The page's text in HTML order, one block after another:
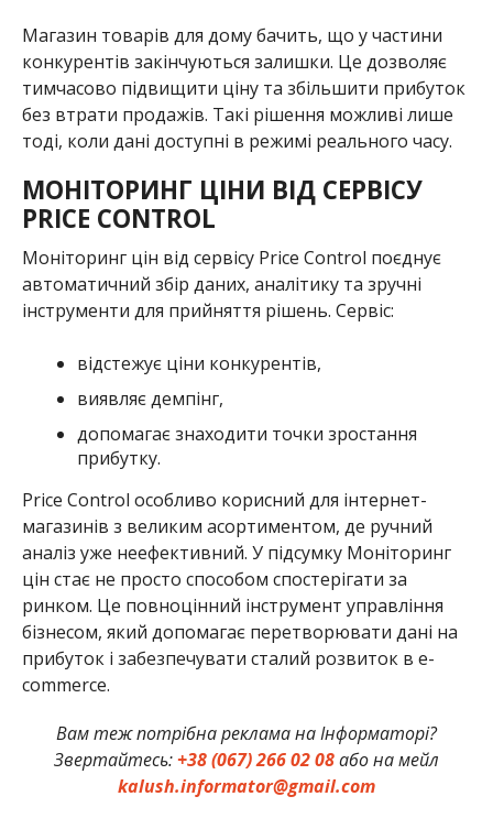
Магазин товарів для дому бачить, що у частини
конкурентів закінчуються залишки. Це дозволяє
тимчасово підвищити ціну та збільшити прибуток
без втрати продажів. Такі рішення можливі лише
тоді, коли дані доступні в режимі реального часу.
МОНІТОРИНГ ЦІНИ ВІД СЕРВІСУ
PRICE CONTROL
Моніторинг цін від сервісу Price Control поєднує
автоматичний збір даних, аналітику та зручні
інструменти для прийняття рішень. Сервіс:
відстежує ціни конкурентів,
виявляє демпінг,
допомагає знаходити точки зростання
прибутку.
Price Control особливо корисний для інтернет-
магазинів з великим асортиментом, де ручний
аналіз уже неефективний. У підсумку Моніторинг
цін стає не просто способом спостерігати за
ринком. Це повноцінний інструмент управління
бізнесом, який допомагає перетворювати дані на
прибуток і забезпечувати сталий розвиток в e-
commerce.
Вам теж потрібна реклама на Інформаторі?
Звертайтесь:+38 (067) 266 02 08або на мейл
kalush.informator@gmail.com